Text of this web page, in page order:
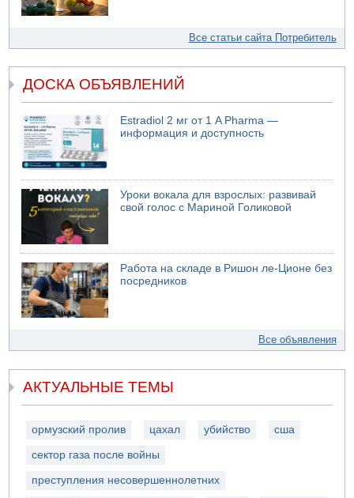
Все статьи сайта Потребитель
ДОСКА ОБЪЯВЛЕНИЙ
Estradiol 2 мг от 1 A Pharma —
информация и доступность
Уроки вокала для взрослых: развивай
свой голос с Мариной Голиковой
Работа на складе в Ришон ле-Ционе без
посредников
Все объявления
АКТУАЛЬНЫЕ ТЕМЫ
ормузский пролив цахал убийство сша
сектор газа после войны
преступления несовершеннолетних